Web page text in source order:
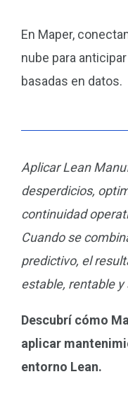
En Maper,
nube para
basadas en datos.
Aplicar Lean
desperdicios,
continuidad
Cuando se
predictivo, el
estable, rentable
Descubrí cómo
aplicar
entorno Lean.